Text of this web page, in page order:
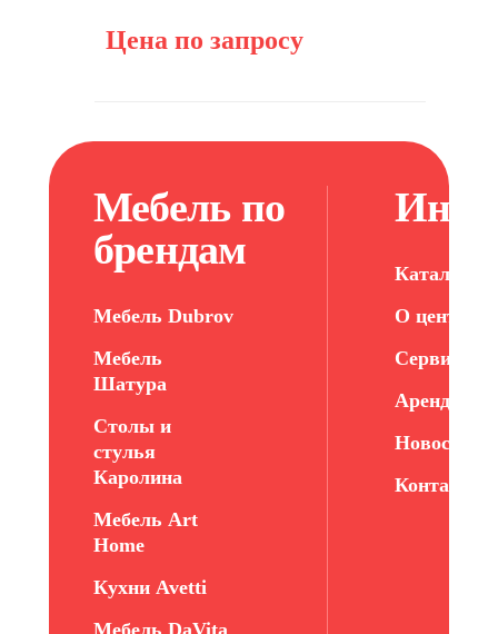
Цена по запросу
Мебель по
брендам
Мебель Dubrov
Мебель
Шатура
Столы и
стулья
Каролина
Мебель Art
Home
Кухни Avetti
Мебель DaVita
Каталог
О центре
Сервис
Новости
Контакты